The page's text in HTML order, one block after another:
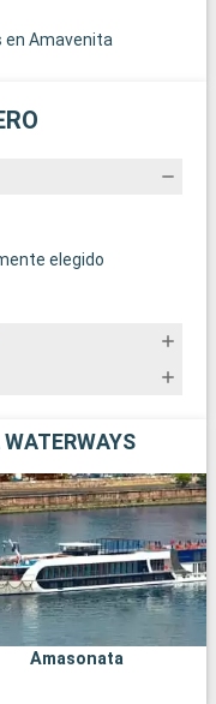
Amavenita
elegido
Amasonata